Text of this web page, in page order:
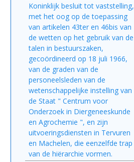
Koninklijk besluit tot vaststelling,
met het oog op de toepassing
van artikelen 43ter en 46bis van
de wetten op het gebruik van de
talen in bestuurszaken,
gecoördineerd op 18 juli 1966,
van de graden van de
personeelsleden van de
wetenschappelijke instelling van
de Staat " Centrum voor
Onderzoek in Diergeneeskunde
en Agrochemie ", en zijn
uitvoeringsdiensten in Tervuren
en Machelen, die eenzelfde trap
van de hiërarchie vormen.